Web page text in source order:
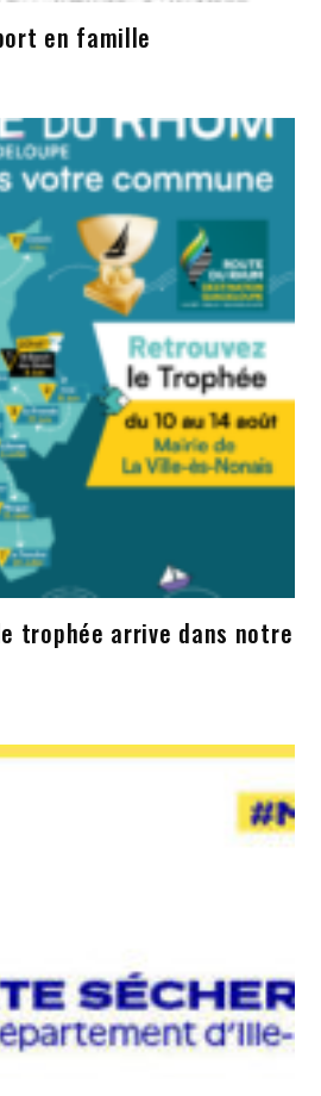
en famille
trophée arrive dans notre